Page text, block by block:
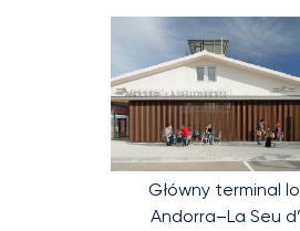
Główny terminal
Andorra–La Seu